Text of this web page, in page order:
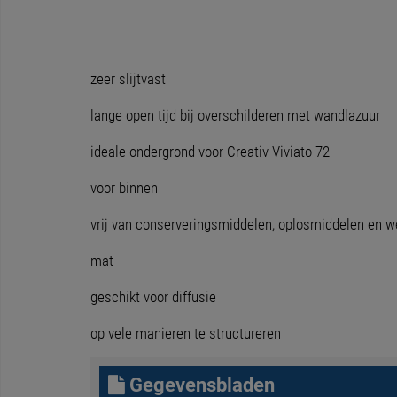
zeer slijtvast
lange open tijd bij overschilderen met wandlazuur
ideale ondergrond voor Creativ Viviato 72
voor binnen
vrij van conserveringsmiddelen, oplosmiddelen en
mat
geschikt voor diffusie
op vele manieren te structureren
Gegevensbladen